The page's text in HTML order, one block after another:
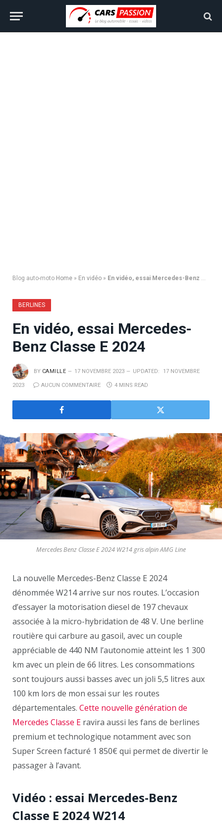
Blog auto-moto Home » En vidéo » En vidéo, essai Mercedes-Benz Classe E 2024
BERLINES
En vidéo, essai Mercedes-
Benz Classe E 2024
BY CAMILLE 17 NOVEMBRE 2023 UPDATED: 17 NOVEMBRE
2023 AUCUN COMMENTAIRE 4 MINS READ
Mercedes Benz Classe E 2024 W214 gris alpin AMG Line
La nouvelle Mercedes-Benz Classe E 2024
dénommée W214 arrive sur nos routes. L’occasion
d’essayer la motorisation diesel de 197 chevaux
associée à la micro-hybridation de 48 V. Une berline
routière qui carbure au gasoil, avec un couple
appréciable de 440 NM l’autonomie atteint les 1 300
km avec un plein de 66 litres. Les consommations
sont toujours aussi basses avec un joli 5,5 litres aux
100 km lors de mon essai sur les routes
départementales. Cette nouvelle génération de
Mercedes Classe E ravira aussi les fans de berlines
premium et technologique notamment avec son
Super Screen facturé 1 850€ qui permet de divertir le
passager à l’avant.
Vidéo : essai Mercedes-Benz
Classe E 2024W214